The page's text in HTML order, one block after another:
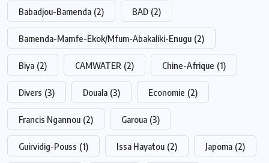
Babadjou-Bamenda (2) BAD (2)
Bamenda-Mamfe-Ekok/Mfum-Abakaliki-Enugu (2)
Biya (2) CAMWATER (2) Chine-Afrique (1)
Divers (3) Douala (3) Economie (2)
Francis Ngannou (2) Garoua (3)
Guirvidig-Pouss (1) Issa Hayatou (2) Japoma (2)